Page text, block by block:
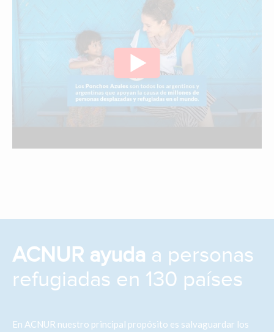
ACNUR ayuda a personas
refugiadas en 130 países
En ACNUR nuestro principal propósito es salvaguardar los